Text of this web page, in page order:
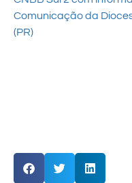
Comunicação da
(PR)